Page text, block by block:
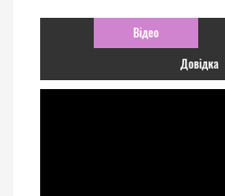
Відео
Довідка